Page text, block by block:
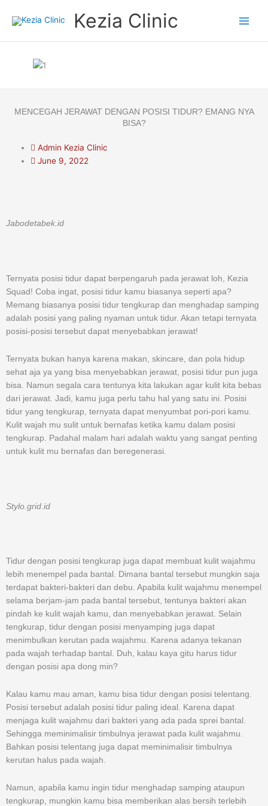
Kezia Clinic
MENCEGAH JERAWAT DENGAN POSISI TIDUR? EMANG NYA
BISA?
Admin Kezia Clinic
June 9, 2022
Jabodetabek.id
Ternyata posisi tidur dapat berpengaruh pada jerawat loh, Kezia
Squad! Coba ingat, posisi tidur kamu biasanya seperti apa?
Memang biasanya posisi tidur tengkurap dan menghadap samping
adalah posisi yang paling nyaman untuk tidur. Akan tetapi ternyata
posisi-posisi tersebut dapat menyebabkan jerawat!
Ternyata bukan hanya karena makan, skincare, dan pola hidup
sehat aja ya yang bisa menyebabkan jerawat, posisi tidur pun juga
bisa. Namun segala cara tentunya kita lakukan agar kulit kita bebas
dari jerawat. Jadi, kamu juga perlu tahu hal yang satu ini. Posisi
tidur yang tengkurap, ternyata dapat menyumbat pori-pori kamu.
Kulit wajah mu sulit untuk bernafas ketika kamu dalam posisi
tengkurap. Padahal malam hari adalah waktu yang sangat penting
untuk kulit mu bernafas dan beregenerasi.
Stylo.grid.id
Tidur dengan posisi tengkurap juga dapat membuat kulit wajahmu
lebih menempel pada bantal. Dimana bantal tersebut mungkin saja
terdapat bakteri-bakteri dan debu. Apabila kulit wajahmu menempel
selama berjam-jam pada bantal tersebut, tentunya bakteri akan
pindah ke kulit wajah kamu, dan menyebabkan jerawat. Selain
tengkurap, tidur dengan posisi menyamping juga dapat
menimbulkan kerutan pada wajahmu. Karena adanya tekanan
pada wajah terhadap bantal. Duh, kalau kaya gitu harus tidur
dengan posisi apa dong min?
Kalau kamu mau aman, kamu bisa tidur dengan posisi telentang.
Posisi tersebut adalah posisi tidur paling ideal. Karena dapat
menjaga kulit wajahmu dari bakteri yang ada pada sprei bantal.
Sehingga meminimalisir timbulnya jerawat pada kulit wajahmu.
Bahkan posisi telentang juga dapat meminimalisir timbulnya
kerutan halus pada wajah.
Namun, apabila kamu ingin tidur menghadap samping ataupun
tengkurap, mungkin kamu bisa memberikan alas bersih terlebih